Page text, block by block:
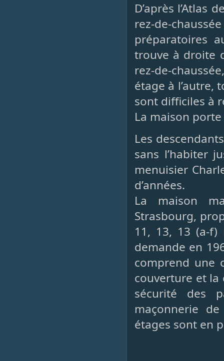
D’après l’Atlas
rez-de-
préparatoires
trouve à droite
rez-de-
étage à l’autre,
sont difficiles à
La maison porte
Les
sans l’habiter
menuisier
d’années.
La maison
Strasbourg,
11, 13, 13 (a-f)
demande en
comprend une
couverture et
sécurité des
maçonnerie
étages sont en